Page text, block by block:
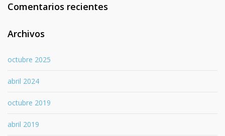
Comentarios recientes
Archivos
octubre 2025
abril 2024
octubre 2019
abril 2019